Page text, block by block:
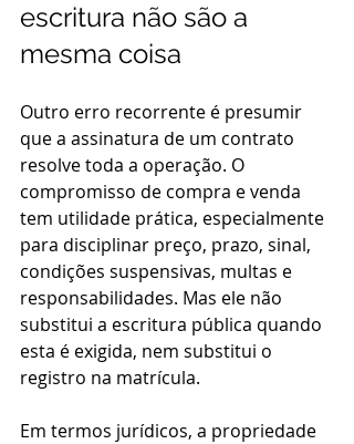
escritura não são a
mesma coisa
Outro erro recorrente é presumir
que a assinatura de um contrato
resolve toda a operação. O
compromisso de compra e venda
tem utilidade prática, especialmente
para disciplinar preço, prazo, sinal,
condições suspensivas, multas e
responsabilidades. Mas ele não
substitui a escritura pública quando
esta é exigida, nem substitui o
registro na matrícula.
Em termos jurídicos, a propriedade